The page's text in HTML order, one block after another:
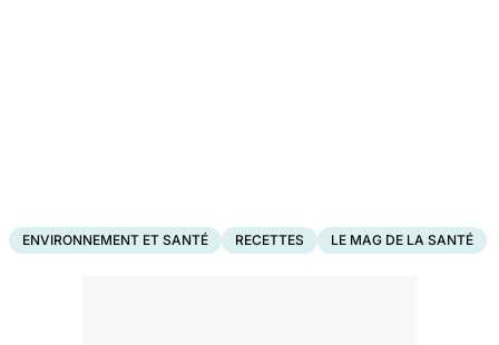
ENVIRONNEMENT ET SANTÉ RECETTES LE MAG DE LA SANTÉ